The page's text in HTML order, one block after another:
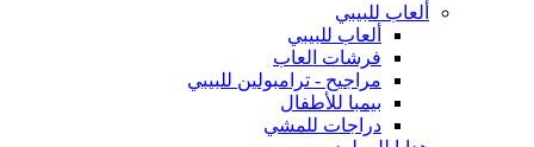
ألعاب للبيبي
ألعاب للبيبي
فرشات العاب
مراجيح - ترامبولين للبيبي
بيمبا للأطفال
دراجات للمشي